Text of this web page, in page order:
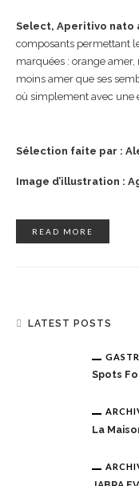
Select, Aperitivo nato
composants permettant
marquées : orange
moins amer que ses
où simplement avec une
Sélection faite par :
Image d’illustration :
READ MORE
LATEST POSTS
Spots
La